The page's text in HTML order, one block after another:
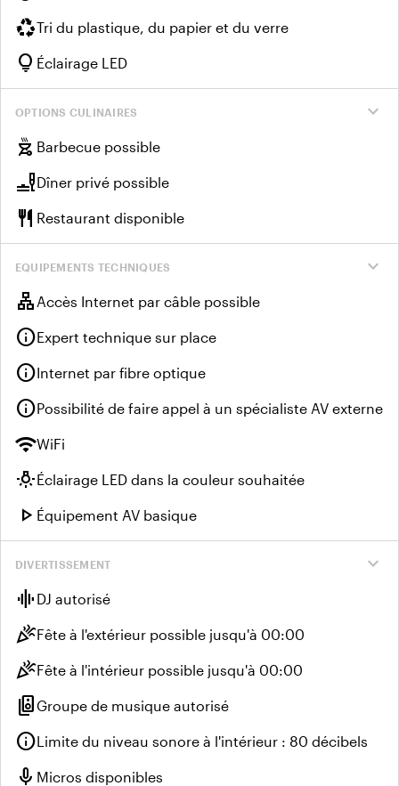
recyclingTri du plastique, du papier et du verre
lightbulb Éclairage LED
expand_more
OPTIONS CULINAIRES
outdoor_grill Barbecue possible
brunch_diningDîner privé possible
restaurant Restaurant disponible
expand_more
EQUIPEMENTS TECHNIQUES
lan Accès Internet par câble possible
infoExpert technique sur place
infoInternet par fibre optique
infoPossibilité de faire appel à un spécialiste AV externe
wifiWiFi
wb_incandescentÉclairage LED dans la couleur souhaitée
play_arrow Équipement AV basique
expand_more
DIVERTISSEMENT
graphic_eq DJ autorisé
celebrationFête à l'extérieur possible jusqu'à 00:00
celebrationFête à l'intérieur possible jusqu'à 00:00
speaker_groupGroupe de musique autorisé
infoLimite du niveau sonore à l'intérieur : 80 décibels
mic Micros disponibles